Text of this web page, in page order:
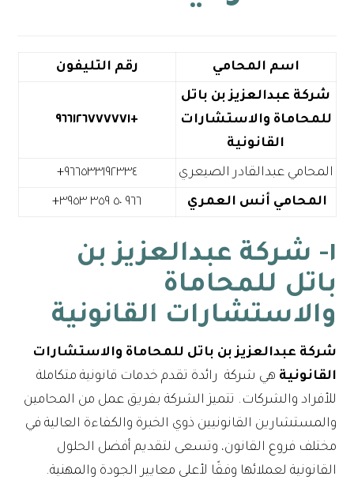
اسم المحامي رقم التليفون
شركة عبدالعزيز بن باتل
للمحاماة والاستشارات
القانونية
+٩٦٦١٢٦٧٧٧٧٧١
المحامي عبدالقادر الصيعري
المحامي أنس العمري
١- شركة عبدالعزيز بن
باتل للمحاماة
والاستشارات القانونية
شركة عبدالعزيز بن باتل للمحاماة والاستشارات
القانونية هي شركة رائدة تقدم خدمات قانونية متكاملة
للأفراد والشركات. تتميز الشركة بفريق عمل من المحامين
والمستشارين القانونيين ذوي الخبرة والكفاءة العالية في
مختلف فروع القانون، وتسعى لتقديم أفضل الحلول
القانونية لعملائها وفقًا لأعلى معايير الجودة والمهنية.